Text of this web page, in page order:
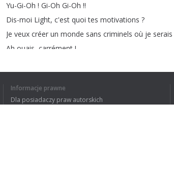
Yu-Gi-Oh ! Gi-Oh Gi-Oh !!
Dis-moi Light, c'est quoi tes motivations ?
Je veux créer un monde sans criminels où je serais
Ah ouais carrément !
Urgh! Ah!
Je déteste les personnages secondaires!
Informacje prawne
Dla posiadaczy praw autorskich